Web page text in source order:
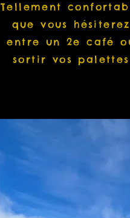
Tellement
que vous hésiterez
entre un 2e café
sortir vos palettes